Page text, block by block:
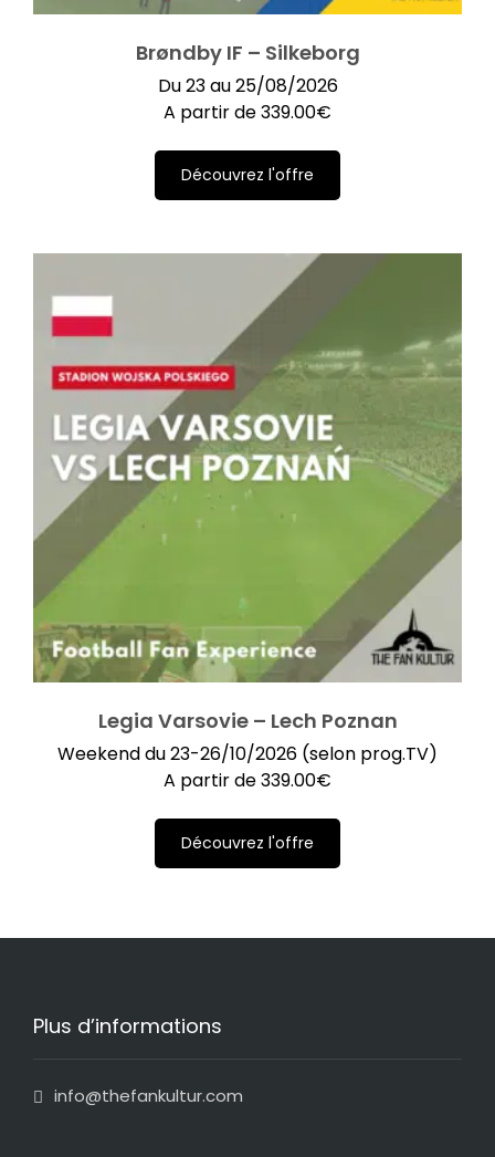
Brøndby IF – Silkeborg
Du 23 au 25/08/2026
A partir de339.00€
Découvrez l'offre
Legia Varsovie – Lech Poznan
Weekend du 23-26/10/2026 (selon prog.TV)
A partir de339.00€
Découvrez l'offre
Plus d’informations
info@thefankultur.com